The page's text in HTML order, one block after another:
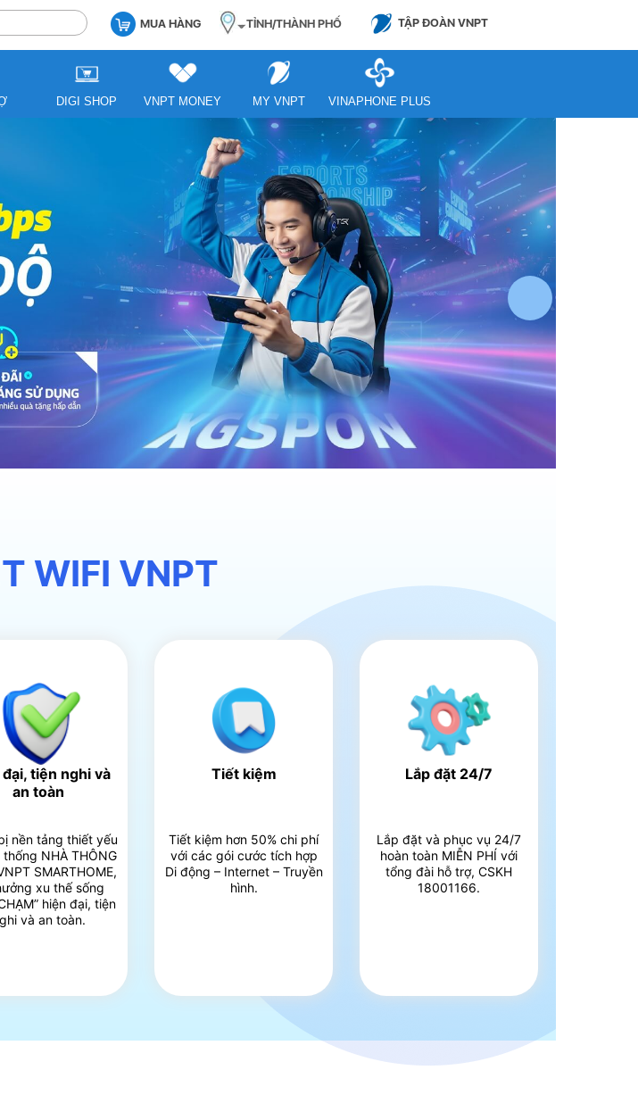
MUA HÀNG TỈNH/THÀNH PHỐ TẬP ĐOÀN VNPT
DIGI SHOP VNPT MONEY MY VNPT VINAPHONE PLUS
WIFI VNPT
tiện nghi và
an toàn
nền tảng thiết yếu
NHÀ THÔNG
SMARTHOME,
xu thế sống
hiện đại, tiện
và an toàn.
Tiết kiệm
Tiết kiệm hơn 50% chi phí
với các gói cước tích hợp
Di động – Internet – Truyền
hình.
Lắp đặt 24/7
Lắp đặt và phục vụ 24/7
hoàn toàn MIỄN PHÍ với
tổng đài hỗ trợ, CSKH
18001166.